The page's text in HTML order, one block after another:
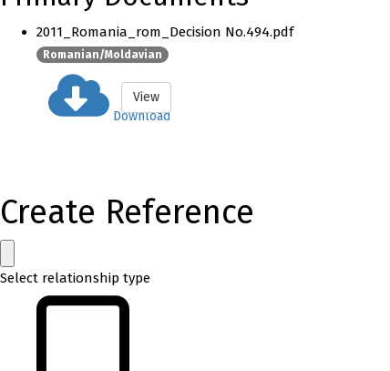
2011_Romania_rom_Decision No.494.pdf
Romanian/Moldavian
Download
View
Create Reference
Select relationship type